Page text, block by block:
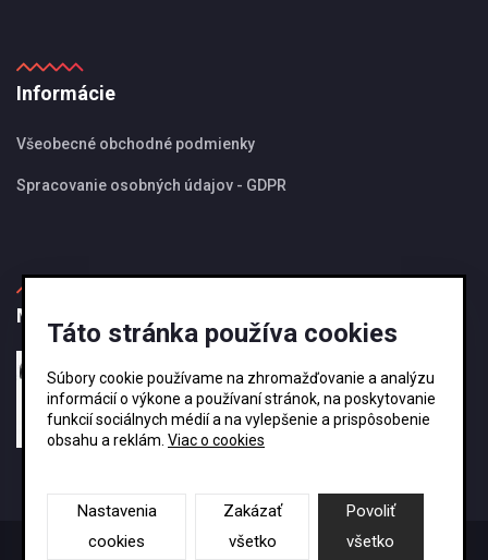
Informácie
Všeobecné obchodné podmienky
Spracovanie osobných údajov - GDPR
MBS Magazín
Ako si vybrať správnu veľkosť odkvapového
systému KJG ?
Táto stránka používa cookies
Súbory cookie používame na zhromažďovanie a analýzu
informácií o výkone a používaní stránok, na poskytovanie
funkcií sociálnych médií a na vylepšenie a prispôsobenie
obsahu a reklám. Viac o cookies
Nastavenia
cookies
Zakázať
všetko
Povoliť
všetko